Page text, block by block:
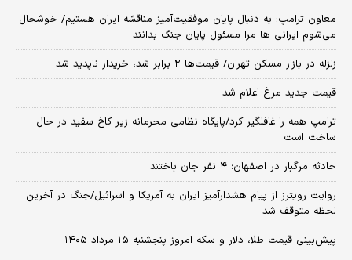
معاون ترامپ: به دنبال پایان موفقیت‌آمیز مناقشه ایران هستیم/ خوشحال
می‌شوم ایرانی ها مرا مسئول پایان جنگ بدانند
زلزله در بازار مسکن تهران/ قیمت‌ها ۲ برابر شد، خریدار ناپدید شد
قیمت جدید مرغ اعلام شد
ترامپ همه را غافلگیر کرد/پایگاه نظامی محرمانه زیر کاخ سفید در حال
ساخت است
حادثه مرگبار در اصفهان؛ ۴ نفر جان باختند
روایت رویترز از پیام هشدارآمیز ایران به آمریکا و اسرائیل/جنگ در آخرین
لحظه متوقف شد
پیش‌بینی قیمت طلا، دلار و سکه امروز پنجشنبه ۱۵ مرداد ۱۴۰۵